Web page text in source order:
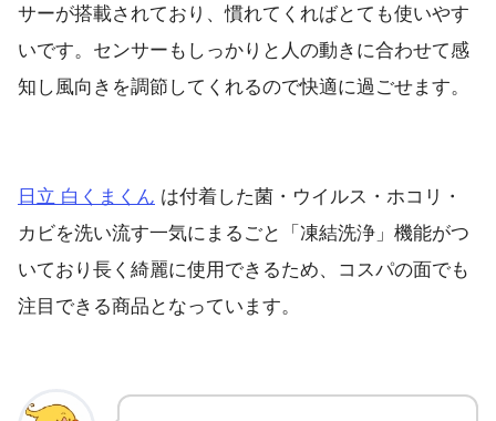
サーが搭載されており、慣れてくればとても使いやす
いです。センサーもしっかりと人の動きに合わせて感
知し風向きを調節してくれるので快適に過ごせます。
日立 白くまくん は付着した菌・ウイルス・ホコリ・
カビを洗い流す一気にまるごと「凍結洗浄」機能がつ
いており長く綺麗に使用できるため、コスパの面でも
注目できる商品となっています。